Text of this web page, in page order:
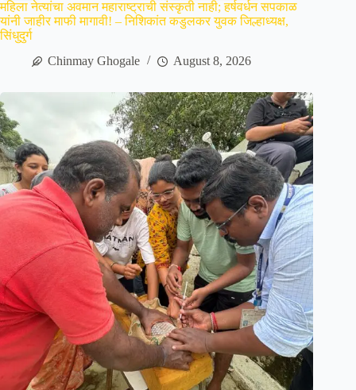
महिला नेत्यांचा अवमान महाराष्ट्राची संस्कृती नाही; हर्षवर्धन सपकाळ
यांनी जाहीर माफी मागावी! – निशिकांत कडुलकर युवक जिल्हाध्यक्ष,
सिंधुदुर्ग
Chinmay Ghogale
August 8, 2026